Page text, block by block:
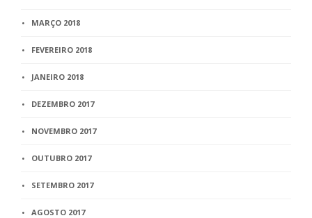
MARÇO 2018
FEVEREIRO 2018
JANEIRO 2018
DEZEMBRO 2017
NOVEMBRO 2017
OUTUBRO 2017
SETEMBRO 2017
AGOSTO 2017